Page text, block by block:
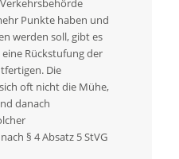
Punkte haben und
werden soll, gibt es
Rückstufung der
Die
oft nicht die Mühe,
danach
§ 4 Absatz 5 StVG